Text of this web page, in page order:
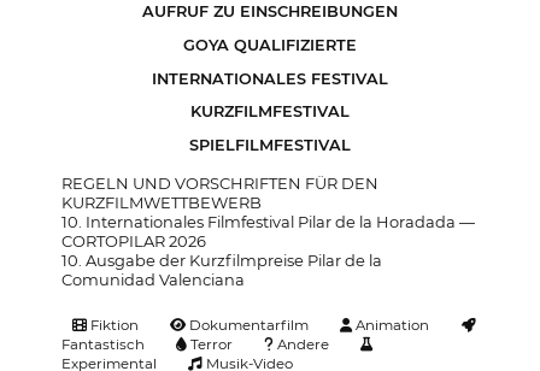
AUFRUF ZU EINSCHREIBUNGEN
GOYA QUALIFIZIERTE
INTERNATIONALES FESTIVAL
KURZFILMFESTIVAL
SPIELFILMFESTIVAL
REGELN UND VORSCHRIFTEN FÜR DEN
KURZFILMWETTBEWERB
10. Internationales Filmfestival Pilar de la Horadada —
CORTOPILAR 2026
10. Ausgabe der Kurzfilmpreise Pilar de la
Comunidad Valenciana
Fiktion Dokumentarfilm
Animation
Fantastisch
Terror
Andere
Experimental
Musik-Video